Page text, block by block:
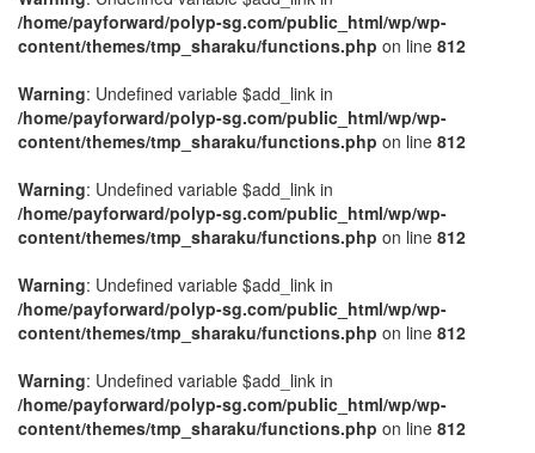
/home/payforward/polyp-sg.com/public_html/wp/wp-
content/themes/tmp_sharaku/functions.php on line 812
Warning: Undefined variable $add_link in
/home/payforward/polyp-sg.com/public_html/wp/wp-
content/themes/tmp_sharaku/functions.php on line 812
Warning: Undefined variable $add_link in
/home/payforward/polyp-sg.com/public_html/wp/wp-
content/themes/tmp_sharaku/functions.php on line 812
Warning: Undefined variable $add_link in
/home/payforward/polyp-sg.com/public_html/wp/wp-
content/themes/tmp_sharaku/functions.php on line 812
Warning: Undefined variable $add_link in
/home/payforward/polyp-sg.com/public_html/wp/wp-
content/themes/tmp_sharaku/functions.php on line 812